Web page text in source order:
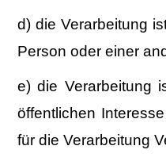
d) die Verarbeitung
Person oder einer
e) die Verarbeitung
öffentlichen
für die Verarbeitung